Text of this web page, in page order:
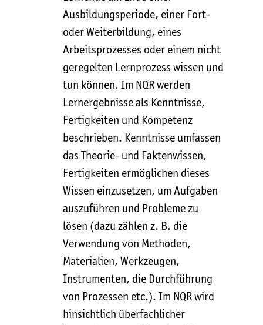
Ausbildungsperiode, einer Fort-
oder Weiterbildung, eines
Arbeitsprozesses oder einem nicht
geregelten Lernprozess wissen und
tun können. Im NQR werden
Lernergebnisse als Kenntnisse,
Fertigkeiten und Kompetenz
beschrieben. Kenntnisse umfassen
das Theorie- und Faktenwissen,
Fertigkeiten ermöglichen dieses
Wissen einzusetzen, um Aufgaben
auszuführen und Probleme zu
lösen (dazu zählen z. B. die
Verwendung von Methoden,
Materialien, Werkzeugen,
Instrumenten, die Durchführung
von Prozessen etc.). Im NQR wird
hinsichtlich überfachlicher